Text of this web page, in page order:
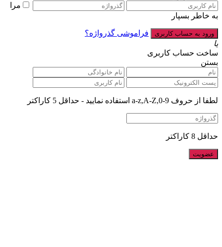
مرا
به خاطر بسپار
فراموشی گذرواژه؟
یا
ساخت حساب کاربری
بستن
لطفا از حروف a-z,A-Z,0-9 استفاده نمایید - حداقل 5 کاراکتر
حداقل 8 کاراکتر